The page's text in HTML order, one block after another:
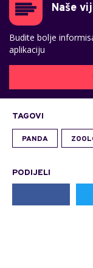
Naše
Budite bolje
aplikaciju
TAGOVI
PANDA
PODIJELI